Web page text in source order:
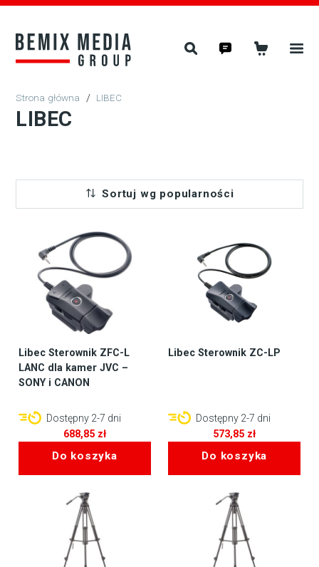
/ LIBEC
LIBEC
Sortuj wg popularności
Libec Sterownik ZFC-L
LANC dla kamer JVC –
SONY i CANON
Dostępny 2-7 dni
688,85 zł
Do koszyka
Libec Sterownik ZC-LP
Dostępny 2-7 dni
573,85 zł
Do koszyka